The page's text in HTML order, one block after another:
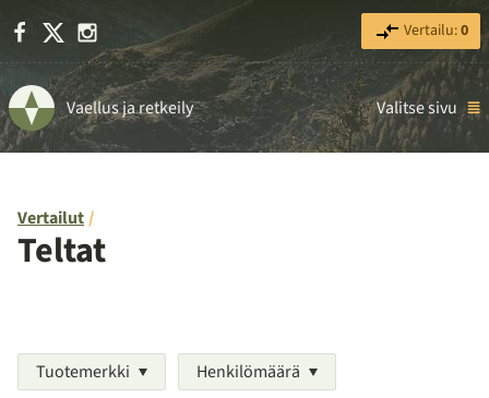
Facebook Instagram Vertailu:0
Vaellus ja retkeily Valitse sivu
Vertailut
Teltat
Tuotemerkki
Henkilömäärä